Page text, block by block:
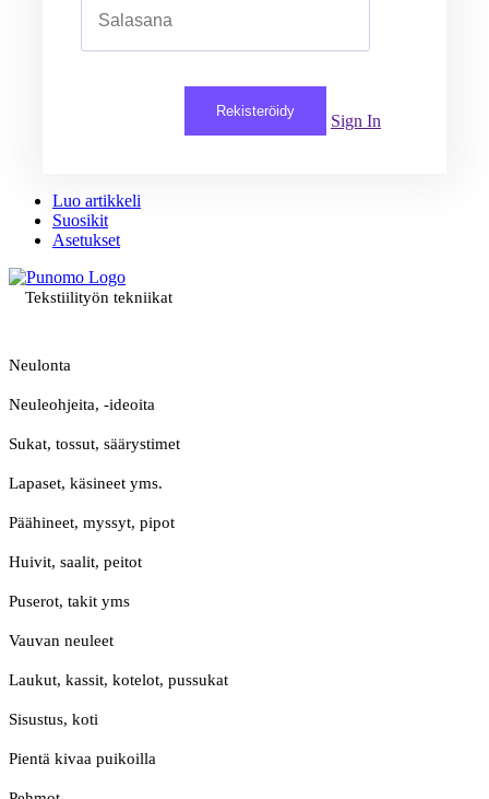
Rekisteröidy
Sign In
Luo artikkeli
Suosikit
Asetukset
Tekstiilityön tekniikat
Neulonta
Neuleohjeita, -ideoita
Sukat, tossut, säärystimet
Lapaset, käsineet yms.
Päähineet, myssyt, pipot
Huivit, saalit, peitot
Puserot, takit yms
Vauvan neuleet
Laukut, kassit, kotelot, pussukat
Sisustus, koti
Pientä kivaa puikoilla